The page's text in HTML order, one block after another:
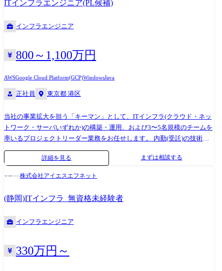
WEB業界を牽引するトップ企業含め様々な企業と安定的な取引を行って
おります。 当社社員は、プロダクションカンパニーの一員として各社ク
ライアントのプロジェクトに参画し、1つの会社に長年いては実現できな
ITインフラエンジニア(PL候補)
インフラエンジニア
800～1,100万円
AWSGoogle Cloud Platform(GCP)WindowsJava
正社員 東京都 港区
当社の事業拡大を担う「キーマン」として、ITインフラ(クラウド・ネッ
トワーク・サーバいずれか)の構築・運用、および3〜5名規模のチームを
率いるプロジェクトリーダー業務をお任せします。 内勤(受託)の技術ソ
リューションチームと営業部が強固に連携し、受託・委託案件の受注拡
大を進めるなかで、詳細設計以降の工程からプロジェクトのマネジメン
変革に直結するプロジェクトをお任せします/ ・大手ITサービス企業:最
先端クラウド設計構築&プリセールス 役割: プロジェクトリーダー(PL) 内
容: クラウド領域(AWS / Oracle Cloud等)における新規設計構築プロジェク
トのリーダー候補。 現場での設計構築を牽引するだけでなく、当社の内
新規案件の創出まで一気通貫で携わります。 「クラウド技術を極めつ
つ、自らの手で新たなビジネスを生み出す」という、SESの枠を超えた
詳細を見る まずは相談する
株式会社アイエスエフネット
(静岡)ITインフラ_無資格未経験者
インフラエンジニア
330万円～